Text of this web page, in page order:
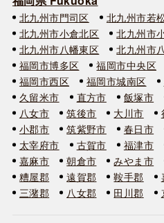
北九州市門司区 北九州市若
北九州市小倉北区
北九州市
北九州市八幡東区
北九州市
福岡市博多区
福岡市中央区
福岡市西区
福岡市城南区
久留米市
直方市 飯塚市
八女市
筑後市 大川市
小郡市
筑紫野市 春日市
太宰府市
古賀市 福津市
嘉麻市
朝倉市 みやま市
糟屋郡
遠賀郡 鞍手郡
三潴郡
八女郡 田川郡